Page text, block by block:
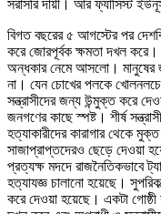
সরাসরি দায়ী। আর ফ্যাসিস্ট
বিগত বছরের ৫ আগস্টের পর
করে জোরপূর্বক ক্ষমতা দখল করে।
অন্ধকার নেমে আসলো। মানুষের
না। যেন চোখের পলকে খোলনলচে
সন্ত্রাসীদের জন্য উন্মুক্ত করে
জনগণের কাছে স্পষ্ট। শীর্ষ
হত্যাকারীদের কারাগার থেকে
সাজাপ্রাপ্তদেরও ছেড়ে দেওয়া
প্রত্যক্ষ মদদে রাজনৈতিকভাবে
হত্যাযজ্ঞ চালানো হয়েছে।
করে দেওয়া হয়েছে। একটা গোষ্ঠী